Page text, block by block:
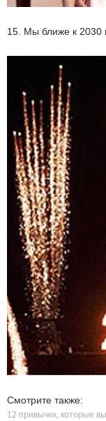
15. Мы ближе к 2030
Смотрите также:
12 привычек, которые